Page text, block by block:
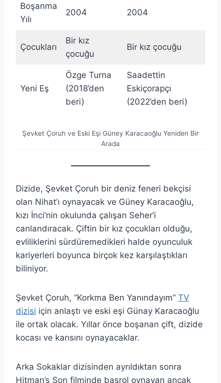
Boşanma
Yılı
2004 2004
Çocukları
Bir kız
çocuğu
Bir kız çocuğu
Yeni Eş
Özge Turna
(2018’den
beri)
Saadettin
Eskiçorapçı
(2022’den beri)
Şevket Çoruh ve Eski Eşi Güney Karacaoğlu Yeniden Bir
Arada
Dizide, Şevket Çoruh bir deniz feneri bekçisi
olan Nihat’ı oynayacak ve Güney Karacaoğlu,
kızı İnci’nin okulunda çalışan Seher’i
canlandıracak. Çiftin bir kız çocukları olduğu,
evliliklerini sürdüremedikleri halde oyunculuk
kariyerleri boyunca birçok kez karşılaştıkları
biliniyor.
Şevket Çoruh, “Korkma Ben Yanındayım” TV
dizisi için anlaştı ve eski eşi Günay Karacaoğlu
ile ortak olacak. Yıllar önce boşanan çift, dizide
kocası ve karısını oynayacaklar.
Arka Sokaklar dizisinden ayrıldıktan sonra
Hitman’s Son filminde başrol oynayan ancak